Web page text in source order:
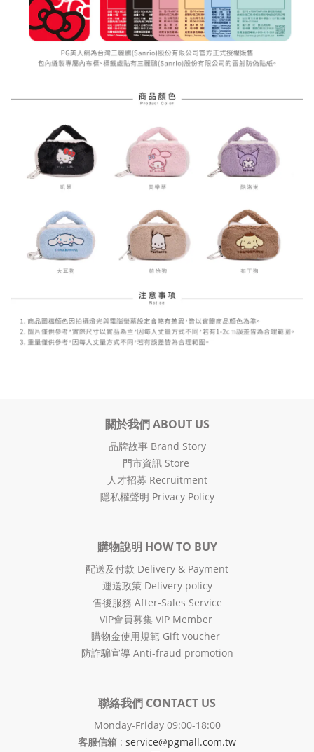
關於我們 ABOUT US
品牌故事 Brand Story
門市資訊 Store
人才招募 Recruitment
隱私權聲明 Privacy Policy
購物說明 HOW TO BUY
配送及付款 Delivery & Payment
運送政策 Delivery policy
售後服務 After-Sales Service
VIP會員募集 VIP Member
購物金使用規範 Gift voucher
防詐騙宣導 Anti-fraud promotion
聯絡我們 CONTACT US
Monday-Friday 09:00-18:00
客服信箱 : service@pgmall.com.tw